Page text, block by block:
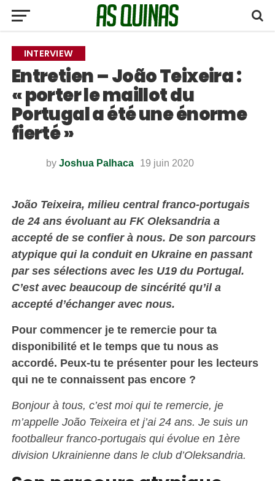
INTERVIEW
Entretien – João Teixeira :
« porter le maillot du
Portugal a été une énorme
fierté »
by Joshua Palhaca 19 juin 2020
João Teixeira, milieu central franco-portugais
de 24 ans évoluant au FK Oleksandria a
accepté de se confier à nous. De son parcours
atypique qui la conduit en Ukraine en passant
par ses sélections avec les U19 du Portugal.
C’est avec beaucoup de sincérité qu’il a
accepté d’échanger avec nous.
Pour commencer je te remercie pour ta
disponibilité et le temps que tu nous as
accordé. Peux-tu te présenter pour les lecteurs
qui ne te connaissent pas encore ?
Bonjour à tous, c’est moi qui te remercie, je
m’appelle João Teixeira et j’ai 24 ans. Je suis un
footballeur franco-portugais qui évolue en 1ère
division Ukrainienne dans le club d’Oleksandria.